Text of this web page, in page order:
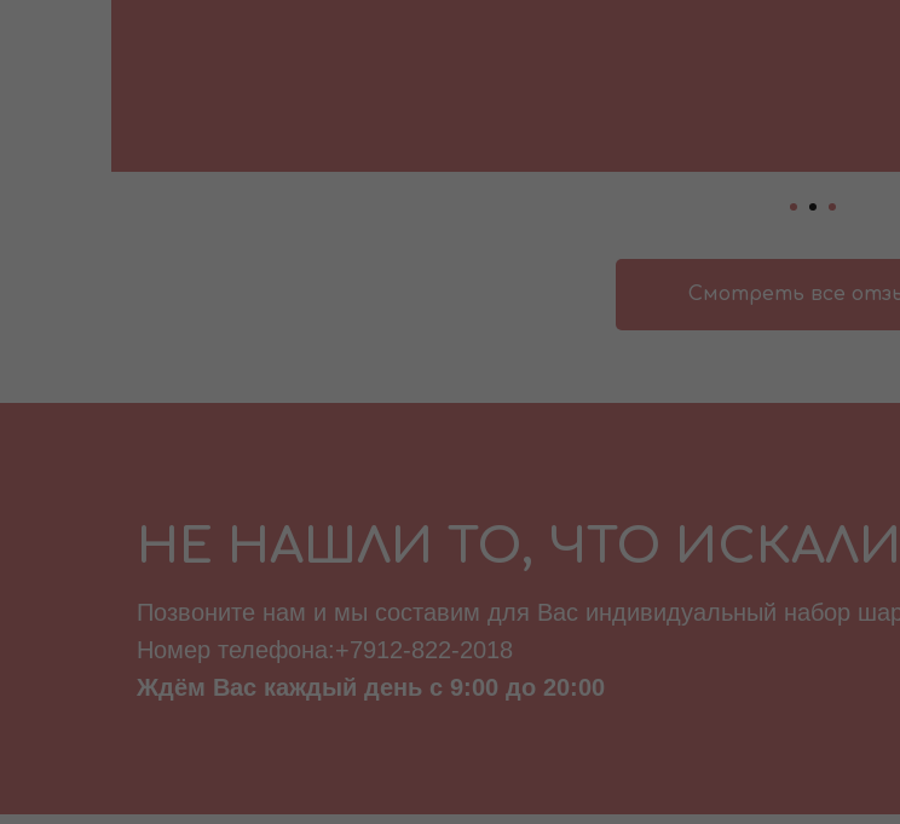
Смотреть все
НЕ НАШЛИ ТО, ЧТО
Позвоните нам и мы составим для Вас индивидуальный набор
Номер телефона:+7912-822-2018
Ждём Вас каждый день с 9:00 до 20:00